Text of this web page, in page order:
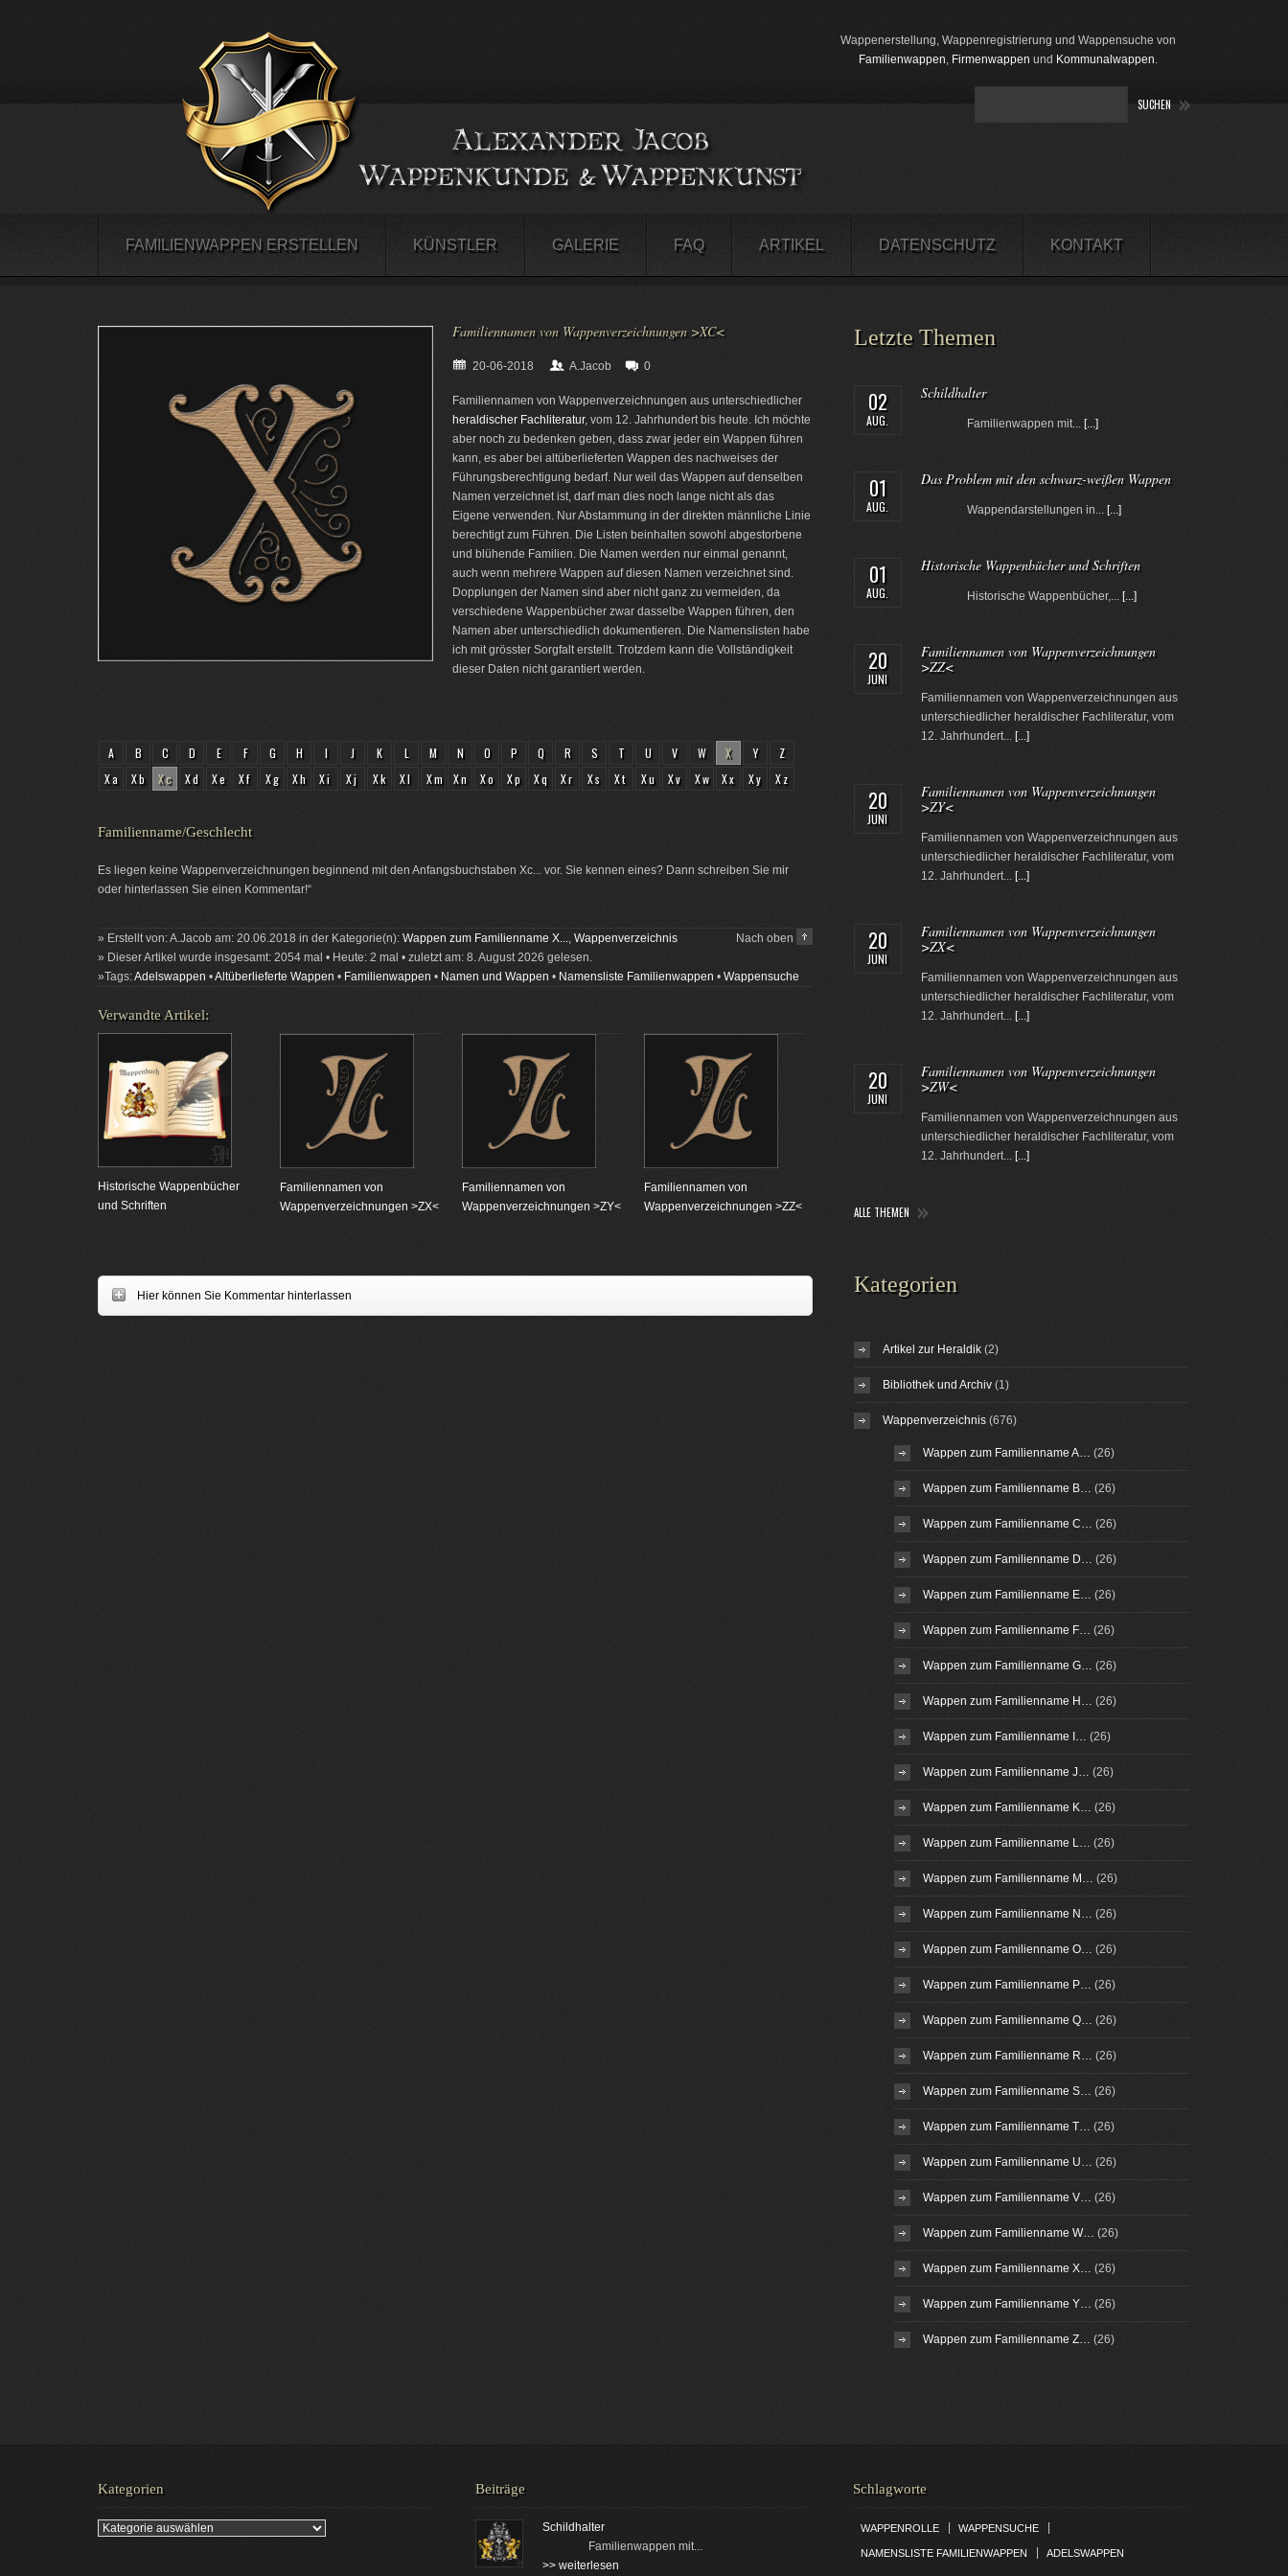
Wappenerstellung, Wappenregistrierung und Wappensuche von
Familienwappen, Firmenwappen und Kommunalwappen.
FAMILIENWAPPEN ERSTELLEN KÜNSTLER GALERIE FAQ ARTIKEL DATENSCHUTZ KONTAKT
Familiennamen von Wappenverzeichnungen >XC<
20-06-2018 A.Jacob 0
Familiennamen von Wappenverzeichnungen aus unterschiedlicher
heraldischer Fachliteratur, vom 12. Jahrhundert bis heute. Ich möchte
aber noch zu bedenken geben, dass zwar jeder ein Wappen führen
kann, es aber bei altüberlieferten Wappen des nachweises der
Führungsberechtigung bedarf. Nur weil das Wappen auf denselben
Namen verzeichnet ist, darf man dies noch lange nicht als das
Eigene verwenden. Nur Abstammung in der direkten männliche Linie
berechtigt zum Führen. Die Listen beinhalten sowohl abgestorbene
und blühende Familien. Die Namen werden nur einmal genannt,
auch wenn mehrere Wappen auf diesen Namen verzeichnet sind.
Dopplungen der Namen sind aber nicht ganz zu vermeiden, da
verschiedene Wappenbücher zwar dasselbe Wappen führen, den
Namen aber unterschiedlich dokumentieren. Die Namenslisten habe
ich mit grösster Sorgfalt erstellt. Trotzdem kann die Vollständigkeit
dieser Daten nicht garantiert werden.
A B C D E F G H I J K L M N O P Q R S T U V W X Y
Z
Xa
Xb Xc Xd Xe Xf Xg Xh Xi Xj Xk Xl Xm Xn Xo Xp Xq Xr Xs Xt Xu Xv Xw Xx Xy Xz
Familienname/Geschlecht
Es liegen keine Wappenverzeichnungen beginnend mit den Anfangsbuchstaben Xc... vor. Sie kennen eines? Dann schreiben Sie mir
oder hinterlassen Sie einen Kommentar!“
Nach oben
» Erstellt von: A.Jacob am: 20.06.2018 in der Kategorie(n): Wappen zum Familienname X..., Wappenverzeichnis
» Dieser Artikel wurde insgesamt: 2054 mal • Heute: 2 mal • zuletzt am: 8. August 2026 gelesen.
»Tags:Adelswappen •Altüberlieferte Wappen • Familienwappen • Namen und Wappen • Namensliste Familienwappen • Wappensuche
Verwandte Artikel:
Historische Wappenbücher
und Schriften
Familiennamen von
Wappenverzeichnungen >ZX<
Familiennamen von
Wappenverzeichnungen >ZY<
Familiennamen von
Wappenverzeichnungen >ZZ<
Hier können Sie Kommentar hinterlassen
Letzte Themen
02
AUG.
Schildhalter
Familienwappen mit... [...]
01
AUG.
Das Problem mit den schwarz-weißen Wappen
Wappendarstellungen in... [...]
01
AUG.
Historische Wappenbücher und Schriften
Historische Wappenbücher,... [...]
20
JUNI
Familiennamen von Wappenverzeichnungen
>ZZ<
Familiennamen von Wappenverzeichnungen aus
unterschiedlicher heraldischer Fachliteratur, vom
12. Jahrhundert... [...]
20
JUNI
Familiennamen von Wappenverzeichnungen
>ZY<
Familiennamen von Wappenverzeichnungen aus
unterschiedlicher heraldischer Fachliteratur, vom
12. Jahrhundert... [...]
20
JUNI
Familiennamen von Wappenverzeichnungen
>ZX<
Familiennamen von Wappenverzeichnungen aus
unterschiedlicher heraldischer Fachliteratur, vom
12. Jahrhundert... [...]
20
JUNI
Familiennamen von Wappenverzeichnungen
>ZW<
Familiennamen von Wappenverzeichnungen aus
unterschiedlicher heraldischer Fachliteratur, vom
12. Jahrhundert... [...]
ALLE THEMEN
Kategorien
Artikel zur Heraldik(2)
Bibliothek und Archiv(1)
Wappenverzeichnis(676)
Wappen zum Familienname A… (26)
Wappen zum Familienname B… (26)
Wappen zum Familienname C… (26)
Wappen zum Familienname D… (26)
Wappen zum Familienname E… (26)
Wappen zum Familienname F… (26)
Wappen zum Familienname G… (26)
Wappen zum Familienname H… (26)
Wappen zum Familienname I… (26)
Wappen zum Familienname J… (26)
Wappen zum Familienname K… (26)
Wappen zum Familienname L… (26)
Wappen zum Familienname M… (26)
Wappen zum Familienname N… (26)
Wappen zum Familienname O… (26)
Wappen zum Familienname P… (26)
Wappen zum Familienname Q… (26)
Wappen zum Familienname R… (26)
Wappen zum Familienname S… (26)
Wappen zum Familienname T… (26)
Wappen zum Familienname U… (26)
Wappen zum Familienname V… (26)
Wappen zum Familienname W… (26)
Wappen zum Familienname X… (26)
Wappen zum Familienname Y… (26)
Wappen zum Familienname Z… (26)
Kategorien
Kategorien
Beiträge
Schildhalter
Familienwappen mit...
>> weiterlesen
Schlagworte
WAPPENROLLE WAPPENSUCHE
NAMENSLISTE FAMILIENWAPPEN ADELSWAPPEN